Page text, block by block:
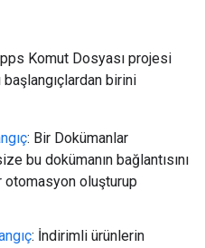
Komut Dosyası projesi
başlangıçlardan birini
: Bir Dokümanlar
bu dokümanın bağlantısını
oluşturup
: İndirimli ürünlerin